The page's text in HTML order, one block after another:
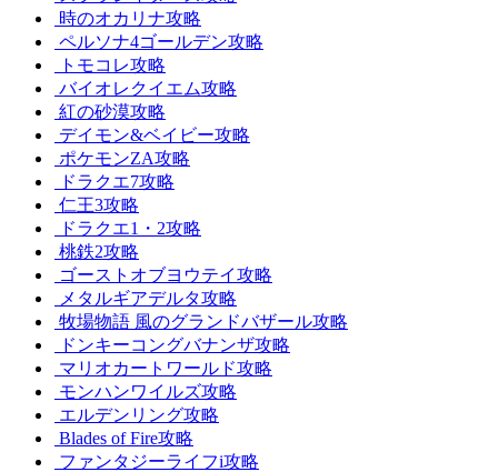
時のオカリナ攻略
ペルソナ4ゴールデン攻略
トモコレ攻略
バイオレクイエム攻略
紅の砂漠攻略
デイモン&ベイビー攻略
ポケモンZA攻略
ドラクエ7攻略
仁王3攻略
ドラクエ1・2攻略
桃鉄2攻略
ゴーストオブヨウテイ攻略
メタルギアデルタ攻略
牧場物語 風のグランドバザール攻略
ドンキーコングバナンザ攻略
マリオカートワールド攻略
モンハンワイルズ攻略
エルデンリング攻略
Blades of Fire攻略
ファンタジーライフi攻略